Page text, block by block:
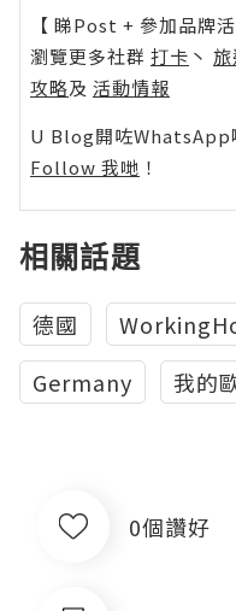
【 睇Post + 參加品牌活
瀏覽更多社群 打卡 丶
攻略及 活動情報
U Blog開咗WhatsApp
Follow 我哋 ！
相關話題
德國
Germany
我的
0個讚好